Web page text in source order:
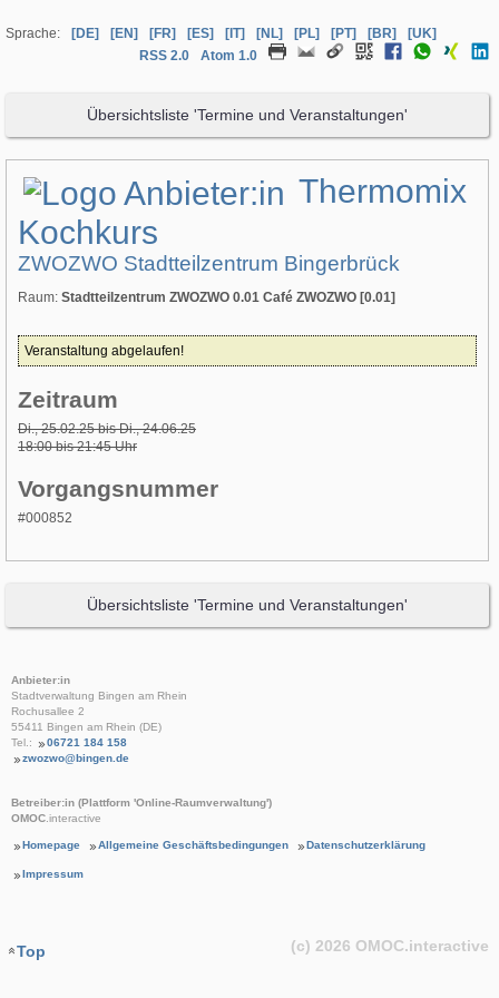
Sprache: [DE] [EN] [FR] [ES] [IT] [NL] [PL] [PT] [BR]
[UK]
RSS 2.0
Atom 1.0
Übersichtsliste 'Termine und Veranstaltungen'
Thermomix
Kochkurs
ZWOZWO Stadtteilzentrum Bingerbrück
Raum: Stadtteilzentrum ZWOZWO 0.01 Café ZWOZWO [0.01]
Veranstaltung abgelaufen!
Zeitraum
Di., 25.02.25 bis Di., 24.06.25
18:00 bis 21:45 Uhr
Vorgangsnummer
#000852
Übersichtsliste 'Termine und Veranstaltungen'
Anbieter:in
Stadtverwaltung Bingen am Rhein
Rochusallee 2
55411 Bingen am Rhein (DE)
Tel.:
06721 184 158
zwozwo@bingen.de
Betreiber:in (Plattform 'Online-Raumverwaltung')
OMOC.interactive
Homepage Allgemeine Geschäftsbedingungen Datenschutzerklärung
Impressum
Top (c) 2026 OMOC.interactive